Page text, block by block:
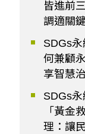
皆進前
調適關
SDGs
何兼顧
享智慧
SDGs
「黃金
理：讓